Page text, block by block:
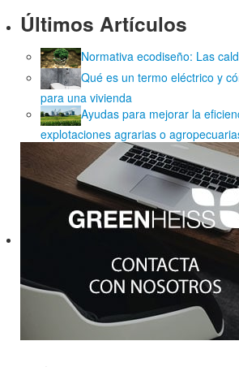
Últimos Artículos
Normativa ecodiseño: Las
Qué es un termo eléctrico y
para una vivienda
Ayudas para mejorar la
explotaciones agrarias o